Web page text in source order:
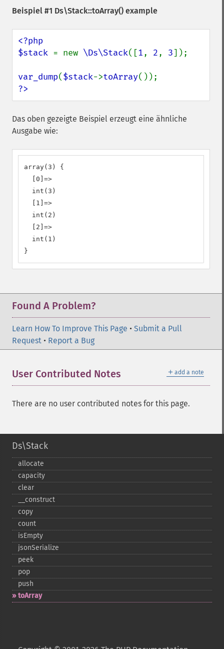
Beispiel #1 Ds\Stack::toArray() example
<?php
$stack = new \Ds\Stack([1, 2, 3]);
var_dump($stack->toArray
?>
Das oben gezeigte Beispiel erzeugt eine ähnliche
Ausgabe wie:
array(3) {
  [0]=>
  int(3)
  [1]=>
  int(2)
  [2]=>
  int(1)
}
Found A Problem?
Learn How To Improve This Page • Submit a Pull
Request • Report a Bug
＋ add a note
User Contributed Notes
There are no user contributed notes for this page.
Ds\Stack
allocate
capacity
clear
_​_​construct
copy
count
isEmpty
jsonSerialize
peek
pop
push
toArray